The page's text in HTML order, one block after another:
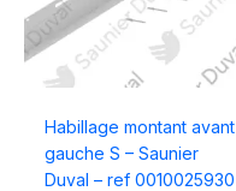
Habillage montant avant
gauche S – Saunier
Duval – ref 0010025930